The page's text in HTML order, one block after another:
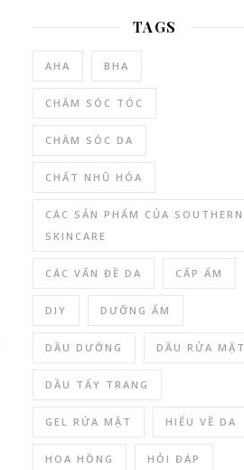
TAGS
AHA BHA
CHĂM SÓC TÓC
CHĂM SÓC DA
CHẤT NHŨ HÓA
CÁC SẢN PHẨM CỦA SOUTHERN
SKINCARE
CÁC VẤN ĐỀ DA CẤP ẨM
DIY DƯỠNG ẨM
DẦU DƯỠNG DẦU RỬA MẶT
DẦU TẨY TRANG
GEL RỬA MẶT HIỂU VỀ DA
HOA HỒNG HỎI ĐÁP